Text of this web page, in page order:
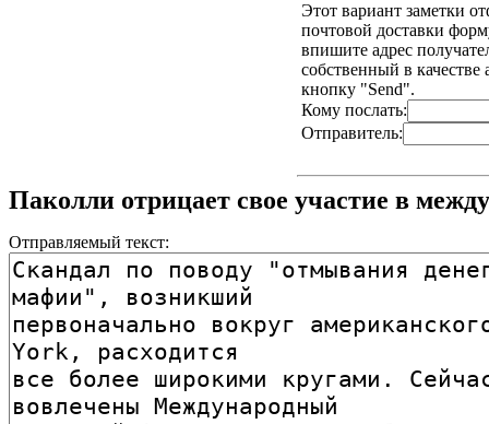
Этот вариант заметки
почтовой доставки
впишите адрес
собственный в качестве
кнопку "Send".
Кому послать:
Отправитель:
Паколли отрицает свое участие в
Отправляемый текст: